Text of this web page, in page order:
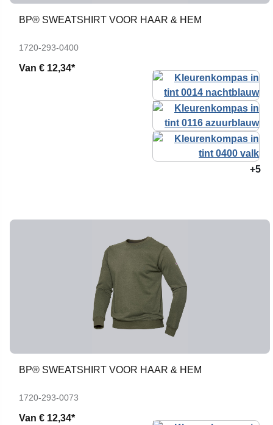
BP® SWEATSHIRT VOOR HAAR & HEM
1720-293-0400
Van € 12,34*
+5
BP® SWEATSHIRT VOOR HAAR & HEM
1720-293-0073
Van € 12,34*